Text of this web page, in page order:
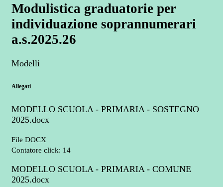
Modulistica graduatorie per
individuazione soprannumerari
a.s.2025.26
Modelli
Allegati
MODELLO SCUOLA - PRIMARIA - SOSTEGNO
2025.docx
File DOCX
Contatore click: 14
MODELLO SCUOLA - PRIMARIA - COMUNE
2025.docx